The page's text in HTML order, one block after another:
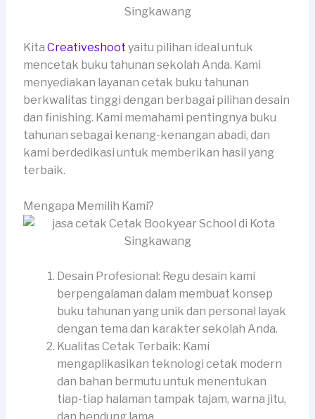
Kita Creativeshoot yaitu pilihan ideal untuk
mencetak buku tahunan sekolah Anda. Kami
menyediakan layanan cetak buku tahunan
berkwalitas tinggi dengan berbagai pilihan desain
dan finishing. Kami memahami pentingnya buku
tahunan sebagai kenang-kenangan abadi, dan
kami berdedikasi untuk memberikan hasil yang
terbaik.
Mengapa Memilih Kami?
Desain Profesional: Regu desain kami
berpengalaman dalam membuat konsep
buku tahunan yang unik dan personal layak
dengan tema dan karakter sekolah Anda.
Kualitas Cetak Terbaik: Kami
mengaplikasikan teknologi cetak modern
dan bahan bermutu untuk menentukan
tiap-tiap halaman tampak tajam, warna jitu,